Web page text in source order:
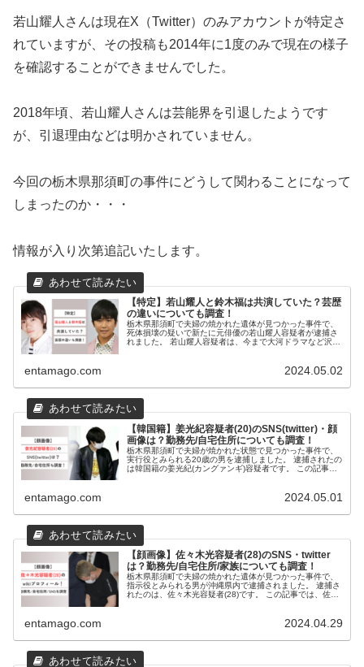
若山耀人さんは現在X（Twitter）のみアカウントが特定さ
れていますが、その投稿も2014年に1度のみで現在の様子
を確認することができませんでした。
2018年頃、若山耀人さんは芸能界を引退したようです
が、引退理由などは明かされていません。
今回の栃木県那須町の事件にどうして関わることになって
しまったのか・・・
情報が入り次第追記いたします。
【特定】若山耀人と鈴木福は共演していた？芸歴
の違いについても調査！
栃木県那須町で夫婦の焼かれた遺体が見つかった事件で、
死体損壊の疑いで新たに元俳優の若山耀人容疑者が逮捕さ
れました。 若山耀人容疑者は、今まで大河ドラマなど沢山
entamago.com 2024.05.02
【韓国籍】姜光紀容疑者(20)のSNS(twitter)・顔
画像は？勤務先/自宅住所についても調査！
栃木県那須町で夫婦が焼かれた状態で見つかった事件で、
実行役とみられる20歳の男を逮捕しました。 逮捕されたの
は韓国籍の姜光紀(カングァンギ)容疑者です。 この記事で
entamago.com 2024.05.01
【顔画像】佐々木光容疑者(28)のSNS・twitter
は？勤務先/自宅住所/家族についても調査！
栃木県那須町で夫婦の焼かれた遺体が見つかった事件で、
指示役とみられる男が沖縄県内で逮捕されました。 逮捕さ
れたのは、佐々木光容疑者(28)です。 この記事では、佐々
entamago.com 2024.04.29